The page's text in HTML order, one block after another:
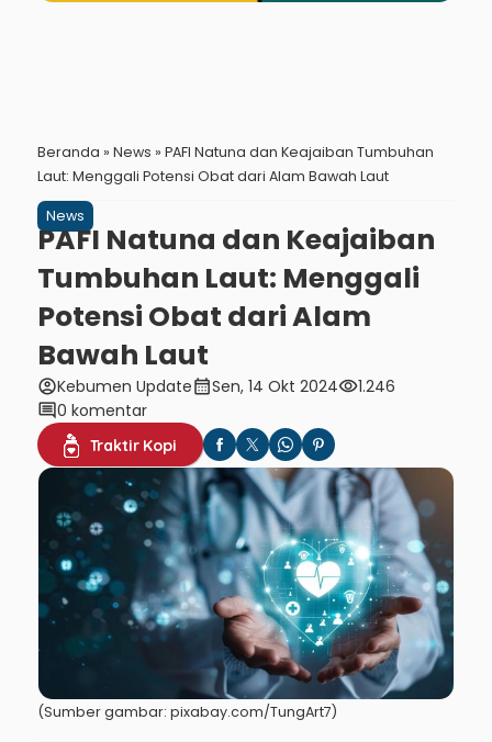
Beranda » News » PAFI Natuna dan Keajaiban Tumbuhan
Laut: Menggali Potensi Obat dari Alam Bawah Laut
News
PAFI Natuna dan Keajaiban
Tumbuhan Laut: Menggali
Potensi Obat dari Alam
Bawah Laut
account_circleKebumen Updatecalendar_monthSen, 14 Okt 2024visibility1.246
comment0 komentar
Traktir Kopi
(Sumber gambar: pixabay.com/TungArt7)